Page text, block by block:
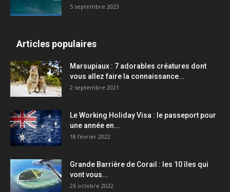
5 septembre 2023
Articles populaires
Marsupiaux : 7 adorables créatures dont
vous allez faire la connaissance...
2 septembre 2021
Le Working Holiday Visa : le passeport pour
une année en...
18 février 2022
Grande Barrière de Corail : les 10 îles qui
vont vous...
26 octobre 2022